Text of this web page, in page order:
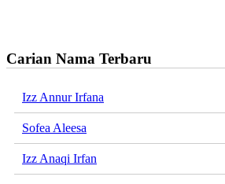
Carian Nama Terbaru
Izz Annur Irfana
Sofea Aleesa
Izz Anaqi Irfan